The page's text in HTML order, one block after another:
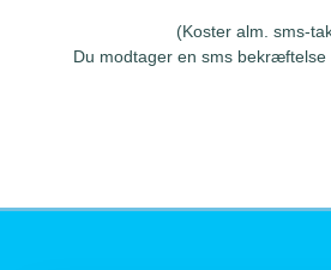
(Koster alm. sms-
Du modtager en sms bekræftelse